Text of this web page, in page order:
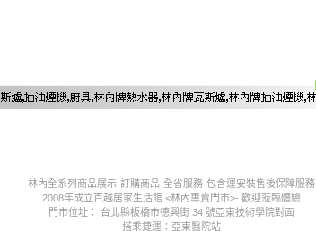
林內全系列商品展示-訂購商品-全省服務-包含運安裝售後保障服務
2008年成立百越居家生活館 <林內專賣門市>- 歡迎蒞臨體驗
門市位址： 台北縣板橋市德興街 34 號亞東技術學院對面
搭乘捷運：亞東醫院站